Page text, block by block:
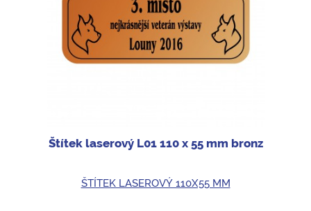
Štítek laserový L01 110 x 55 mm bronz
ŠTÍTEK LASEROVÝ 110X55 MM